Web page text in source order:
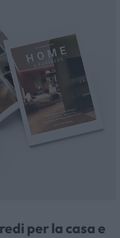
per la casa e